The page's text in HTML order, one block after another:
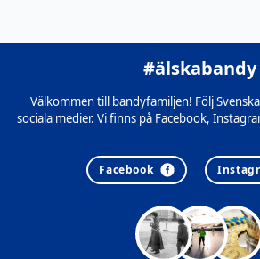
#älskabandy
Välkommen till bandyfamiljen! Följ
sociala medier. Vi finns på Facebook,
Facebook